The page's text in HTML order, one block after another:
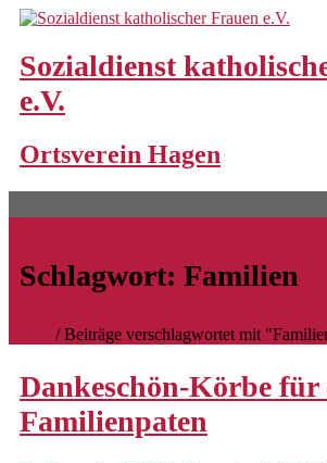
Skip
content
Sozialdienst
e.V.
Ortsverein Hagen
Unsere Angebote
Familienpaten
Frühe Hilfen
Schlagwort: Familien
/Beiträge verschlagwortet mit
Dankeschön-Körbe für
Familienpaten